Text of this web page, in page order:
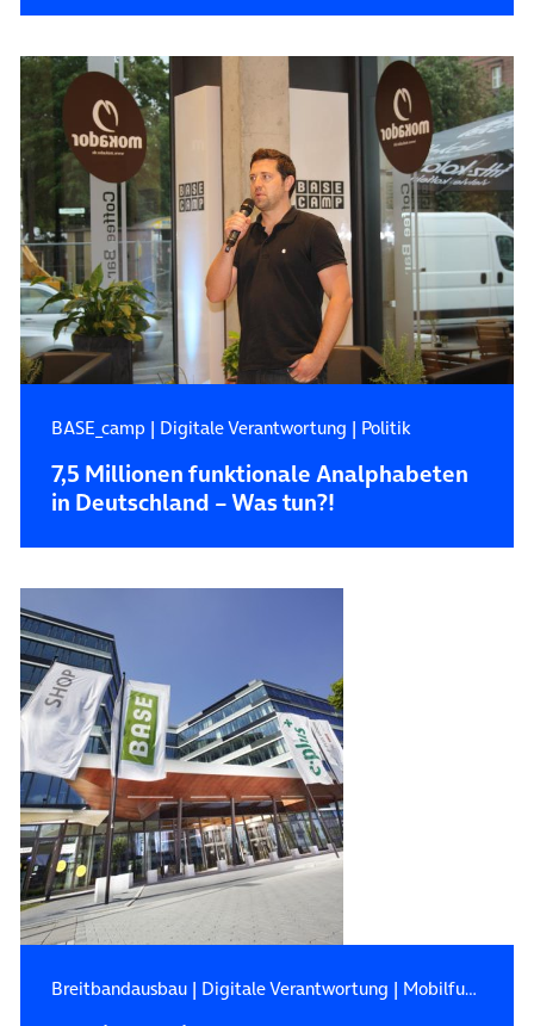
BASE_camp | Digitale Verantwortung | Politik
7,5 Millionen funktionale Analphabeten
in Deutschland – Was tun?!
Breitbandausbau| Digitale Verantwortung | Mobilfunk